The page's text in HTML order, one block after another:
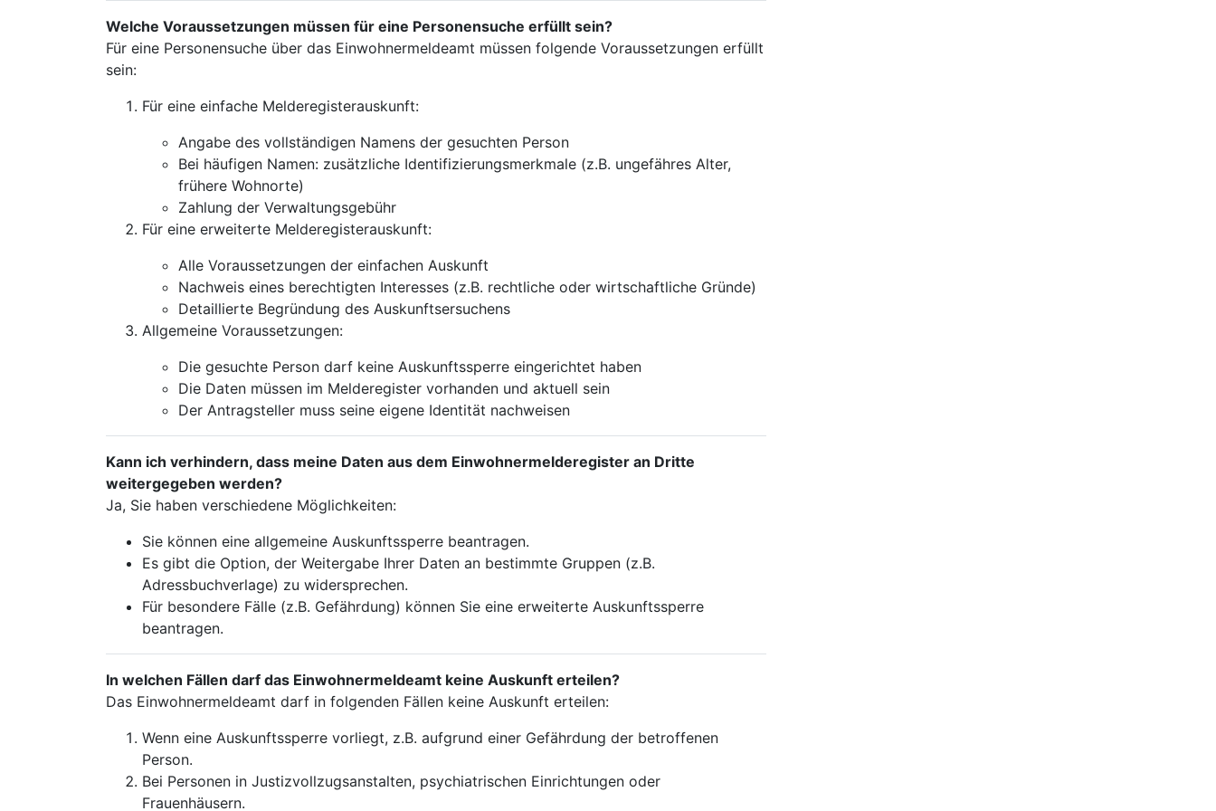
Welche Voraussetzungen müssen für eine Personensuche erfüllt sein?
Für eine Personensuche über das Einwohnermeldeamt müssen folgende Voraussetzungen erfüllt
sein:
Für eine einfache Melderegisterauskunft:
Angabe des vollständigen Namens der gesuchten Person
Bei häufigen Namen: zusätzliche Identifizierungsmerkmale (z.B. ungefähres Alter,
frühere Wohnorte)
Zahlung der Verwaltungsgebühr
Für eine erweiterte Melderegisterauskunft:
Alle Voraussetzungen der einfachen Auskunft
Nachweis eines berechtigten Interesses (z.B. rechtliche oder wirtschaftliche Gründe)
Detaillierte Begründung des Auskunftsersuchens
Allgemeine Voraussetzungen:
Die gesuchte Person darf keine Auskunftssperre eingerichtet haben
Die Daten müssen im Melderegister vorhanden und aktuell sein
Der Antragsteller muss seine eigene Identität nachweisen
Kann ich verhindern, dass meine Daten aus dem Einwohnermelderegister an Dritte
weitergegeben werden?
Ja, Sie haben verschiedene Möglichkeiten:
Sie können eine allgemeine Auskunftssperre beantragen.
Es gibt die Option, der Weitergabe Ihrer Daten an bestimmte Gruppen (z.B.
Adressbuchverlage) zu widersprechen.
Für besondere Fälle (z.B. Gefährdung) können Sie eine erweiterte Auskunftssperre
beantragen.
In welchen Fällen darf das Einwohnermeldeamt keine Auskunft erteilen?
Das Einwohnermeldeamt darf in folgenden Fällen keine Auskunft erteilen:
Wenn eine Auskunftssperre vorliegt, z.B. aufgrund einer Gefährdung der betroffenen
Person.
Bei Personen in Justizvollzugsanstalten, psychiatrischen Einrichtungen oder
Frauenhäusern.